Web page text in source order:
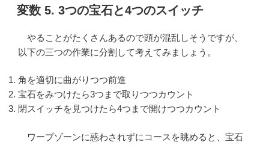
稿
日:
変数 5. 3つの宝石と4つのスイッチ
やることがたくさんあるので頭が混乱しそうですが、
以下の三つの作業に分割して考えてみましょう。
角を適切に曲がりつつ前進
宝石をみつけたら3つまで取りつつカウント
閉スイッチを見つけたら4つまで開けつつカウント
ワープゾーンに惑わされずにコースを眺めると、宝石